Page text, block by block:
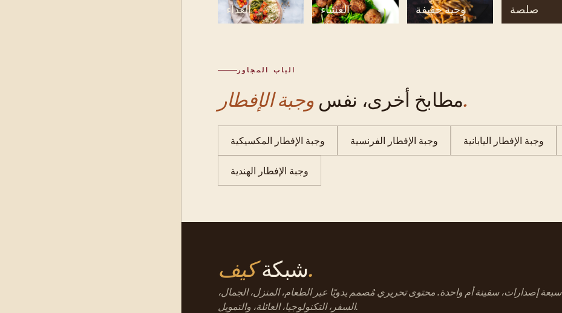
الغداء العشاء وجبة خفيفة صلصة
الباب المجاور
مطابخ أخرى، نفسوجبة الإفطار.
وجبة الإفطار المكسيكية وجبة الإفطار الفرنسية وجبة الإفطار اليابانية
وجبة الإفطار الهندية
شبكةكيف.
سبعة إصدارات، سفينة أم واحدة. محتوى تحريري مُصمم يدويًا عبر الطعام، المنزل، الجمال،
السفر، التكنولوجيا، العائلة، والتمويل.